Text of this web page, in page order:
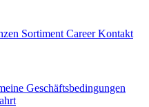
Sortiment CareerKontakt
Geschäftsbedingungen